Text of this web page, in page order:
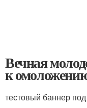
Вечная
к
тестовый баннер